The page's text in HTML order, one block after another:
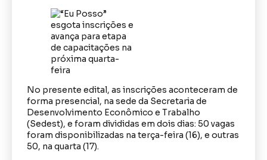
No presente edital, as inscrições aconteceram de
forma presencial, na sede da Secretaria de
Desenvolvimento Econômico e Trabalho
(Sedest), e foram divididas em dois dias: 50 vagas
foram disponibilizadas na terça-feira (16), e outras
50, na quarta (17).